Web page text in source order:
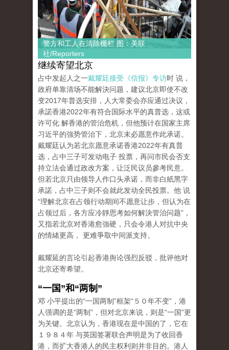
警方和工人在清除栅栏 图：美联
社/Reporters
继续寄望北京
占中发起人之一戴耀廷接受《信报》专访时 说，
政府单靠清场不能解決问题，建议北京即使不改
变2017年普选安排，人大常委会亦应通过决议，
承諾香港2022年有符合国际水平的真普选，这或
许可化 解香港的管治危机，但他预计在国家主席
习近平的強势管治下，北京未必愿意作此承诺。
戴耀廷认为若北京愿意承诺香港2022年有真普
选，占中三子可发动电子 投票，再问市民会否支
持立法会通过政改方案，让泛民议员參考民意。
但若北京只由领导人作口头承诺，而非白紙黑字
承諾，占中三子则不会就此发动全民投票。他 说
“理解北京在占领行动期间不愿意让步，但认为在
占领过后，各方应冷靜思考如何解決管治问题”，
又指若北京对香港愈強硬，只会令港人对抗中央
的情緒更高， 更难爭取中间派支持。
戴耀延的言论引起香港舆论强烈反驳，批评他对
北京还寄希望。
“一国”和“两制”
邓 小平提出的“一国两制”框架“５０年不变”，港
人强调的是“两制”，但对北京来说，则是“一国”更
为关键。北京认为，香港现在是中国的了，它在
１９８４年 与英国签署联合声明是为了收回香
港，而扩大香港人的民主权利则并非目的。港人